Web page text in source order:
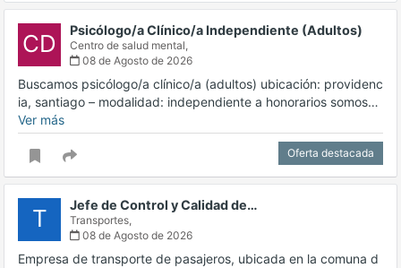
CD Psicólogo/a Clínico/a Independiente (Adultos)
Centro de salud mental,
08 de Agosto de 2026
Buscamos psicólogo/a clínico/a (adultos) ubicación: providenc
ia, santiago – modalidad: independiente a honorarios somos…
Ver más
Oferta destacada
T Jefe de Control y Calidad de…
Transportes,
08 de Agosto de 2026
Empresa de transporte de pasajeros, ubicada en la comuna d